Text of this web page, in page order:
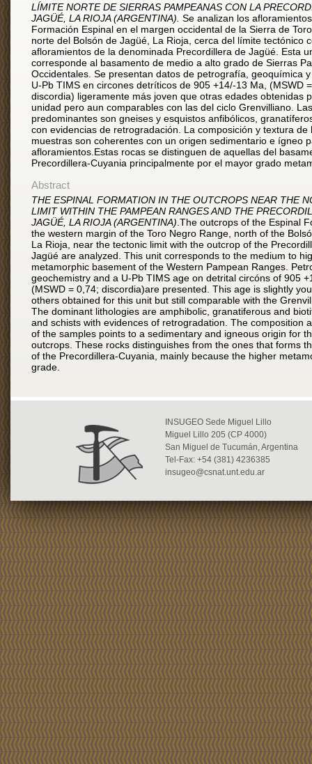
LÍMITE NORTE DE SIERRAS PAMPEANAS CON LA
JAGÜÉ, LA RIOJA (ARGENTINA). Se analizan los
Formación Espinal en el margen occidental de la Sierra de
norte del Bolsón de Jagüé, La Rioja, cerca del límite tectónico
afloramientos de la denominada Precordillera de Jagüé. Esta
corresponde al basamento de medio a alto grado de Sierras
Occidentales. Se presentan datos de petrografía, geoquímica
U-Pb TIMS en circones detríticos de 905 +14/-13 Ma, (MSWD
discordia) ligeramente más joven que otras edades obtenidas
unidad pero aun comparables con las del ciclo Grenvilliano.
predominantes son gneises y esquistos anfibólicos,
con evidencias de retrogradación. La composición y textura de
muestras son coherentes con un origen sedimentario e ígneo
afloramientos.Estas rocas se distinguen de aquellas del
Precordillera-Cuyania principalmente por el mayor grado
Abstract
THE ESPINAL FORMATION IN THE OUTCROPS NEAR THE
LIMIT WITHIN THE PAMPEAN RANGES AND THE
JAGÜÉ, LA RIOJA (ARGENTINA) .The outcrops of the Espinal
the western margin of the Toro Negro Range, north of the
La Rioja, near the tectonic limit with the outcrop of the
Jagüé are analyzed. This unit corresponds to the medium to
metamorphic basement of the Western Pampean Ranges.
geochemistry and a U-Pb TIMS age on detrital circóns of 905
(MSWD = 0,74; discordia)are presented. This age is slightly
others obtained for this unit but still comparable with the
The dominant lithologies are amphibolic, granatiferous and
and schists with evidences of retrogradation. The composition
of the samples points to a sedimentary and igneous origin for
outcrops. These rocks distinguishes from the ones that forms
of the Precordillera-Cuyania, mainly because the higher
grade.
INSUGEO Sede Miguel Lillo
Miguel Lillo 205 (CP 4000)
San Miguel de Tucumán, Argentina
Tel-Fax: +54 (381) 4236385
insugeo@csnat.unt.edu.ar